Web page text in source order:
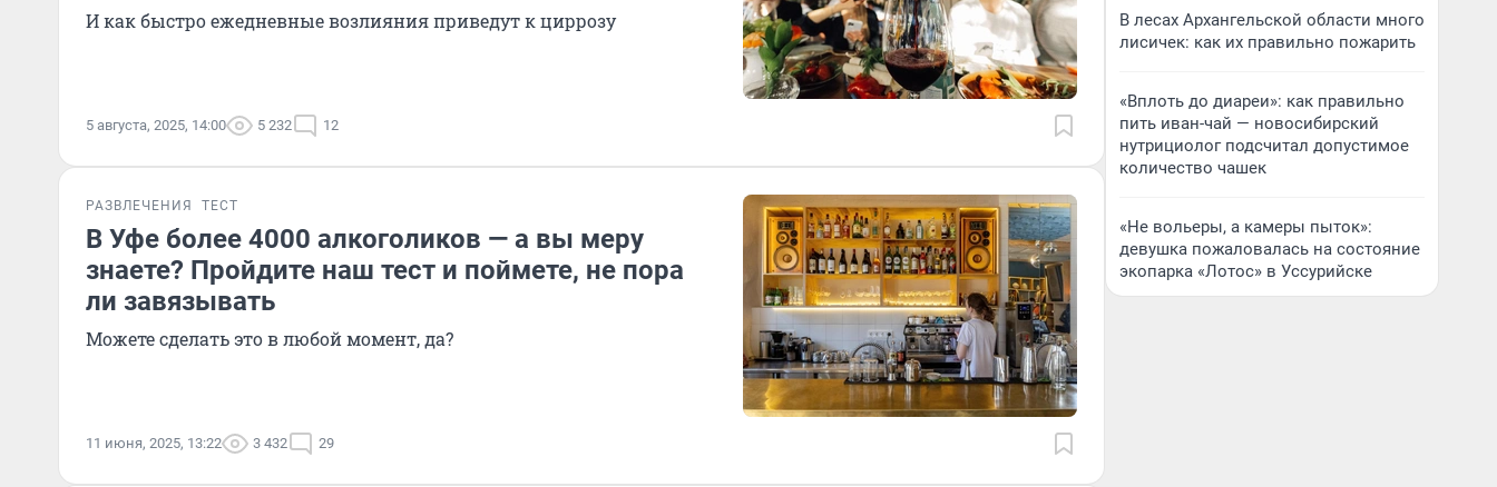
И как быстро ежедневные возлияния приведут к циррозу
5 августа, 2025, 14:00 5 232 12
РАЗВЛЕЧЕНИЯ ТЕСТ
В Уфе более 4000 алкоголиков — а вы меру
знаете? Пройдите наш тест и поймете, не пора
ли завязывать
Можете сделать это в любой момент, да?
11 июня, 2025, 13:22 3 432 29
В лесах Архангельской области много
лисичек: как их правильно пожарить
«Вплоть до диареи»: как правильно
пить иван-чай — новосибирский
нутрициолог подсчитал допустимое
количество чашек
«Не вольеры, а камеры пыток»:
девушка пожаловалась на состояние
экопарка «Лотос» в Уссурийске